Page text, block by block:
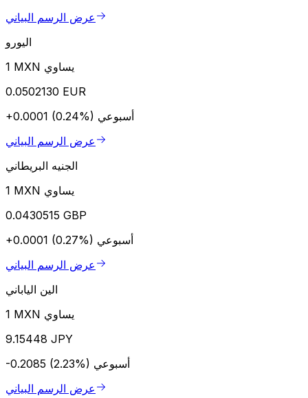
عرض الرسم البياني
اليورو
1 MXN يساوي
0.0502130 EUR
+0.0001 (0.24%) أسبوعي
عرض الرسم البياني
الجنيه البريطاني
1 MXN يساوي
0.0430515 GBP
+0.0001 (0.27%) أسبوعي
عرض الرسم البياني
الين الياباني
1 MXN يساوي
9.15448 JPY
-0.2085 (2.23%) أسبوعي
عرض الرسم البياني